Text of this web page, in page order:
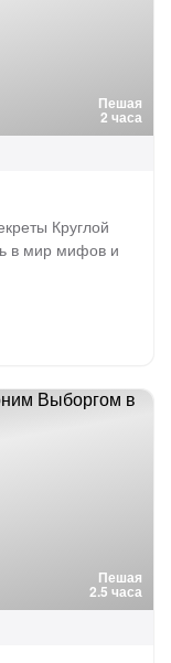
Пешая
2 часа
Круглой
в мир мифов и
Пешая
2.5 часа